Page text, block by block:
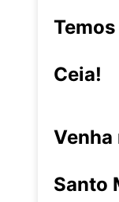
Ceia!
Venha
Santo